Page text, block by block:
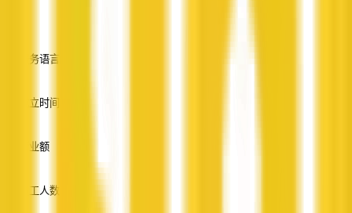
服务语言
成立时间
营业额
员工人数